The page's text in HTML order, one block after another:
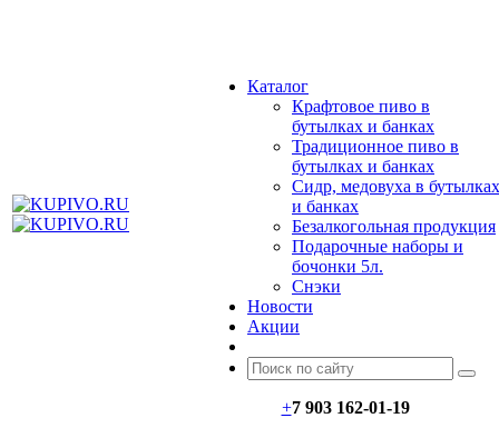
Каталог
Крафтовое пиво в
бутылках и банках
Традиционное пиво в
бутылках и банках
Сидр, медовуха в бутылках
и банках
Безалкогольная продукция
Подарочные наборы и
бочонки 5л.
Снэки
Новости
Акции
+7 903 162-01-19